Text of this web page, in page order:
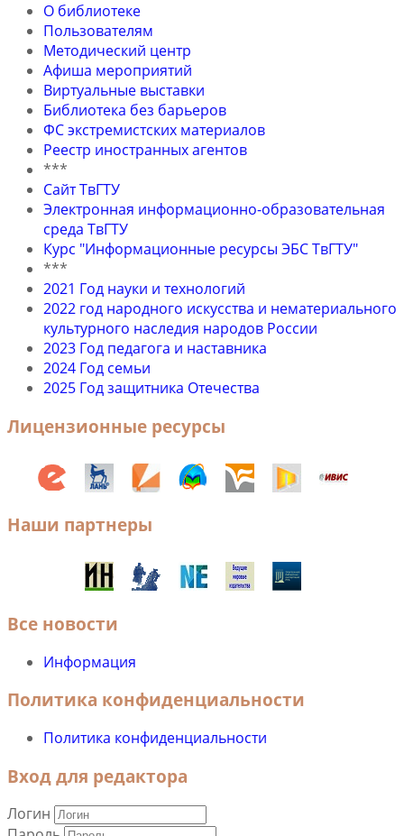
О библиотеке
Пользователям
Методический центр
Афиша мероприятий
Виртуальные выставки
Библиотека без барьеров
ФС экстремистских материалов
Реестр иностранных агентов
***
Сайт ТвГТУ
Электронная информационно-образовательная
среда ТвГТУ
Курс "Информационные ресурсы ЭБС ТвГТУ"
***
2021 Год науки и технологий
2022 год народного искусства и нематериального
культурного наследия народов России
2023 Год педагога и наставника
2024 Год семьи
2025 Год защитника Отечества
Лицензионные ресурсы
Наши партнеры
Все новости
Информация
Политика конфиденциальности
Политика конфиденциальности
Вход для редактора
Логин